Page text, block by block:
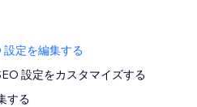
設定を編集する
設定をカスタマイズする
する